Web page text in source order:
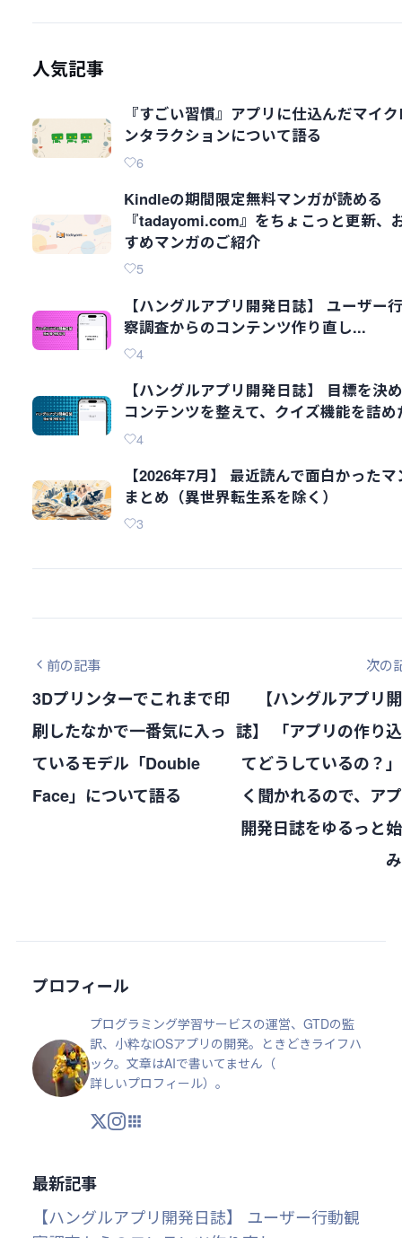
人気記事
『すごい習慣』アプリに仕込んだマイ
ンタラクションについて語る
6
Kindleの期間限定無料マンガが読める
『tadayomi.com』をちょこっと更新、
すめマンガのご紹介
5
【ハングルアプリ開発日誌】 ユーザー
察調査からのコンテンツ作り直し...
4
【ハングルアプリ開発日誌】 目標を決
コンテンツを整えて、クイズ機能を詰め
4
【2026年7月】 最近読んで面白かった
まとめ（異世界転生系を除く）
3
前の記事
3Dプリンターでこれまで印
刷したなかで一番気に入っ
ているモデル「Double
Face」について語る
次の
【ハングルアプリ
誌】 「アプリの作り
てどうしているの？
く聞かれるので、ア
開発日誌をゆるっと
プロフィール
プログラミング学習サービスの運営、GTDの監
訳、小粋なiOSアプリの開発。ときどきライフハ
ック。文章はAIで書いてません（
詳しいプロフィール）。
X Instagram
アプリ・ツール
最新記事
【ハングルアプリ開発日誌】 ユーザー行動観